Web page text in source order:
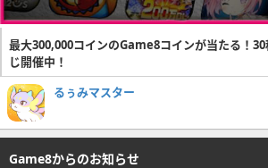
最大300,000コインのGame8コインが当たる！
じ開催中！
るぅみマスター
Game8からのお知らせ